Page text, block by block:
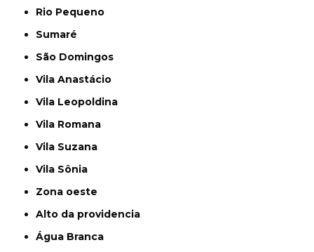
Rio Pequeno
Sumaré
São Domingos
Vila Anastácio
Vila Leopoldina
Vila Romana
Vila Suzana
Vila Sônia
Zona oeste
alto da providencia
Água Branca